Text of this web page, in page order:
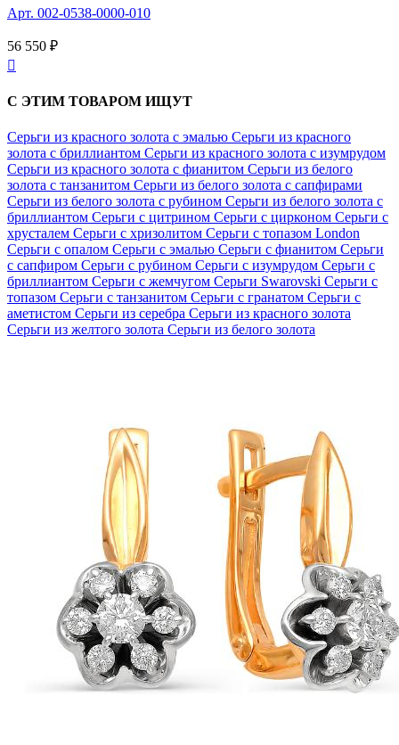
Арт. 002-0538-0000-010
56 550 ₽

С ЭТИМ ТОВАРОМ ИЩУТ
Серьги из красного золота с эмалью Серьги из красного
золота с бриллиантом Серьги из красного золота с изумрудом
Серьги из красного золота с фианитом Серьги из белого
золота с танзанитом Серьги из белого золота с сапфирами
Серьги из белого золота с рубином Серьги из белого золота с
бриллиантом Серьги с цитрином Серьги с цирконом Серьги с
хрусталем Серьги с хризолитом Серьги с топазом London
Серьги с опалом Серьги с эмалью Серьги с фианитом Серьги
с сапфиром Серьги с рубином Серьги с изумрудом Серьги с
бриллиантом Серьги с жемчугом Серьги Swarovski Серьги с
топазом Серьги с танзанитом Серьги с гранатом Серьги с
аметистом Серьги из серебра Серьги из красного золота
Серьги из желтого золота Серьги из белого золота